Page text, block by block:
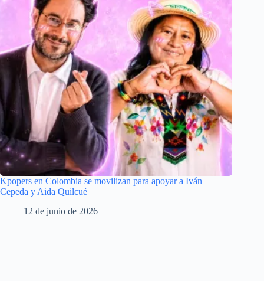
Kpopers en Colombia se movilizan para apoyar a Iván
Cepeda y Aida Quilcué
12 de junio de 2026